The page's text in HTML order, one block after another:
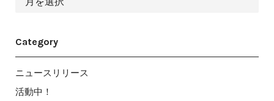
Category
ニュースリリース
活動中！